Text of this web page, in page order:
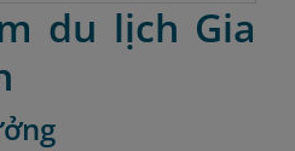
du lịch Gia